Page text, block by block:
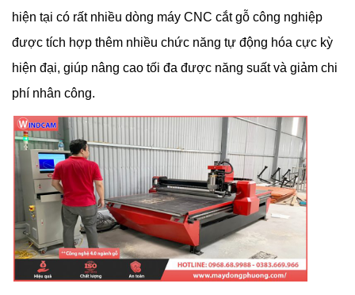
hiện tại có rất nhiều dòng máy CNC cắt gỗ công nghiệp
được tích hợp thêm nhiều chức năng tự động hóa cực kỳ
hiện đại, giúp nâng cao tối đa được năng suất và giảm chi
phí nhân công.